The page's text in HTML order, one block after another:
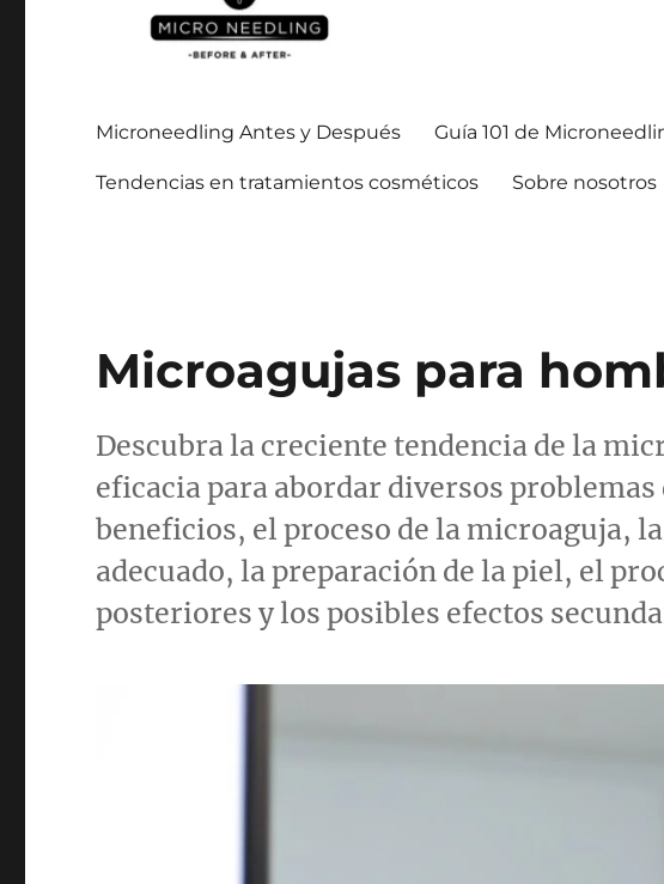
Microneedling Antes y Después Guía 101 de
Tendencias en tratamientos cosméticos Sobre nosotros
Microagujas para
Descubra la creciente tendencia de la
eficacia para abordar diversos
beneficios, el proceso de la microaguja,
adecuado, la preparación de la piel, el
posteriores y los posibles efectos